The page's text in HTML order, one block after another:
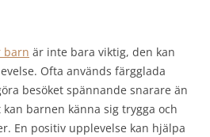
barn är inte bara viktig, den kan
Ofta används färgglada
besöket spännande snarare än
barnen känna sig trygga och
En positiv upplevelse kan hjälpa